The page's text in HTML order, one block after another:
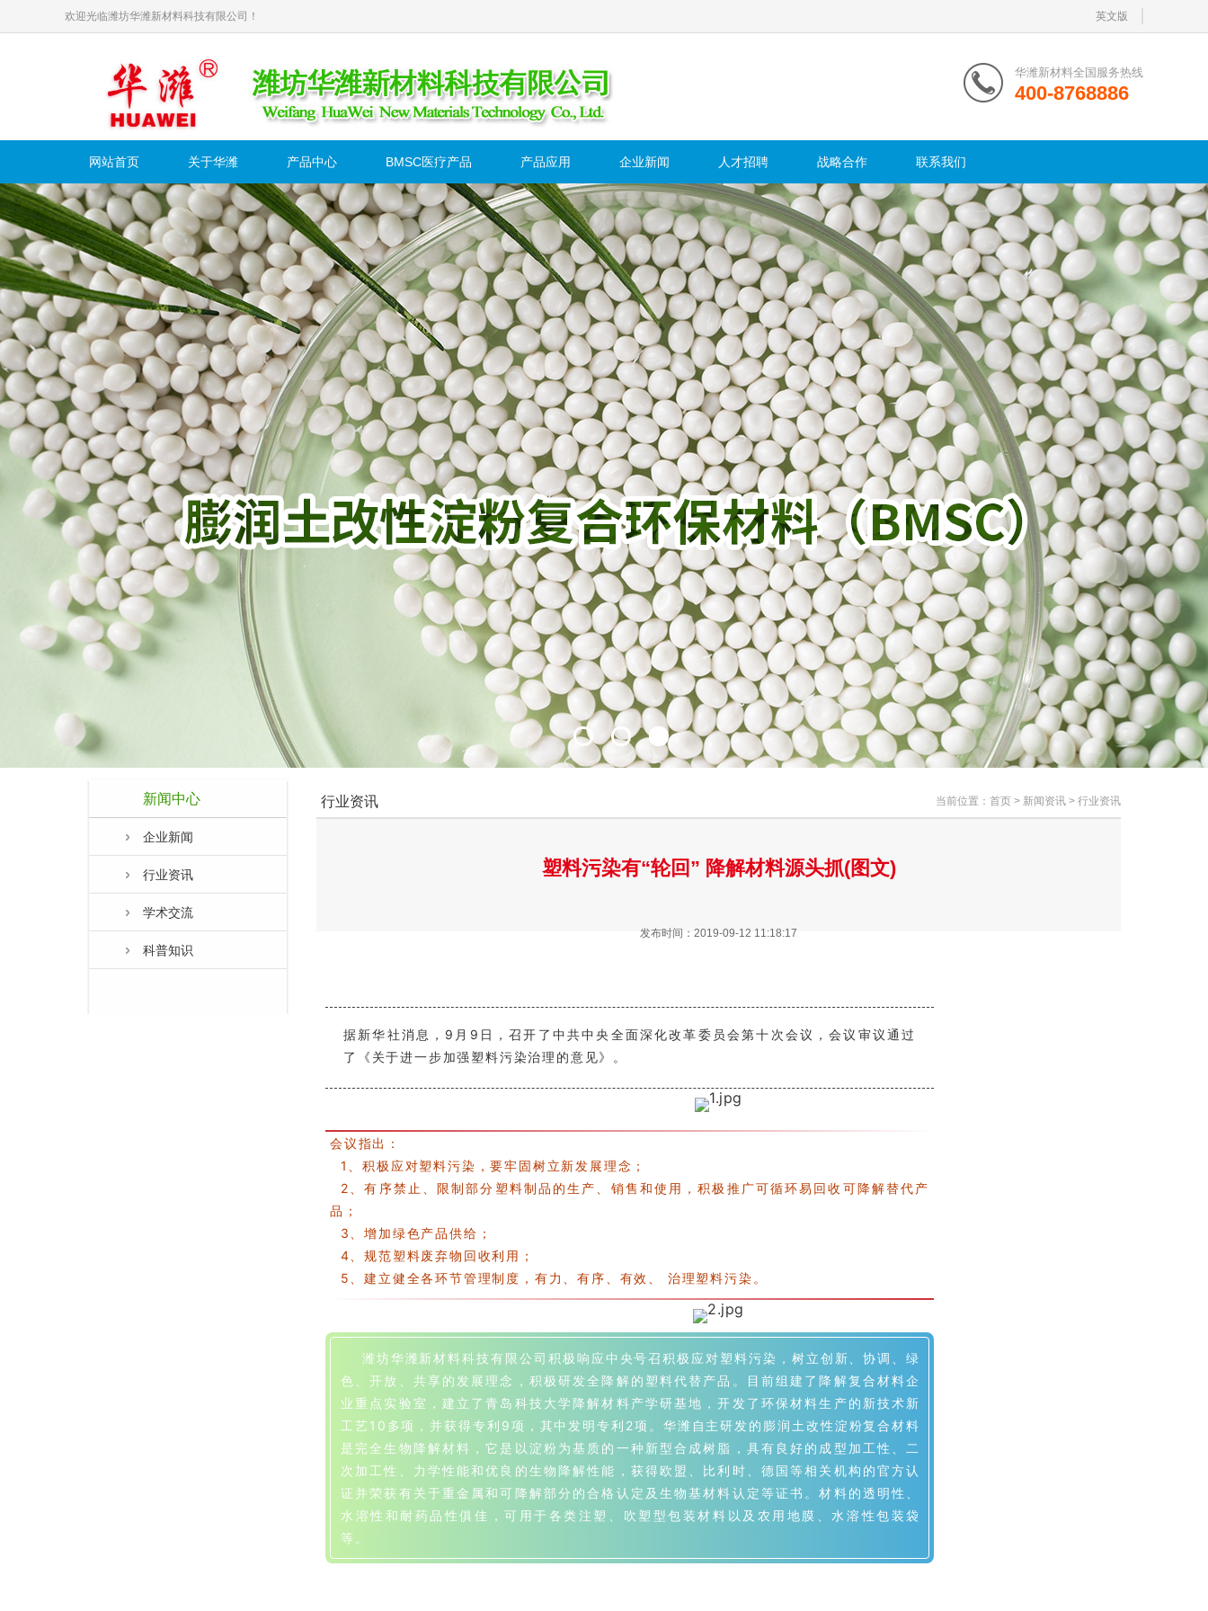
欢迎光临潍坊华潍新材料科技有限公司！ 英文版
华潍新材料全国服务热线
400-8768886
网站首页 关于华潍 产品中心 BMSC医疗产品 产品应用 企业新闻 人才招聘 战略合作 联系我们
新闻中心
企业新闻
行业资讯
学术交流
科普知识
行业资讯 当前位置： 首页 > 新闻资讯 > 行业资讯
塑料污染有“轮回” 降解材料源头抓(图文)
发布时间：2019-09-12 11:18:17
据新华社消息，9月9日，召开了中共中央全面深化改革委员会第十次会议，会议审议通过
了《关于进一步加强塑料污染治理的意见》。
会议指出：
1、积极应对塑料污染，要牢固树立新发展理念；
2、有序禁止、限制部分塑料制品的生产、销售和使 用，积极推广可循环易回收可降解替代产
品；
3、增加绿色产品供给；
4、规范塑料废弃物回收利用；
5、建立健全各环节管理制度，有力、有序、有效、 治理塑料污染。
潍坊华潍新材料科技有限公司积极响应中央号召积极应对塑料污染，树立创新、协调、绿
色、开放、共享的发展理念，积极研发全降解的塑料代替产品。目前组建了降解复合材料企
业重点实验室，建立了青岛科技大学降解材料产学研基地，开发了环保材料生产的新技术新
工艺10多项，并获得专利9项，其中发明专利2项。华潍自主研发的膨润土改性淀粉复合材料
是完全生物降解材料，它是以淀粉为基质的一种新型合成树脂，具有良好的成型加工性、二
次加工性、力学性能和优良的生物降解性能，获得欧盟、比利时、德国等相关机构的官方认
证并荣获有关于重金属和可降解部分的合格认定及生物基材料认定等证书。材料的透明性、
水溶性和耐药品性俱佳，可用于各类注塑、吹塑型包装材料以及农用地膜、水溶性包装袋
等。